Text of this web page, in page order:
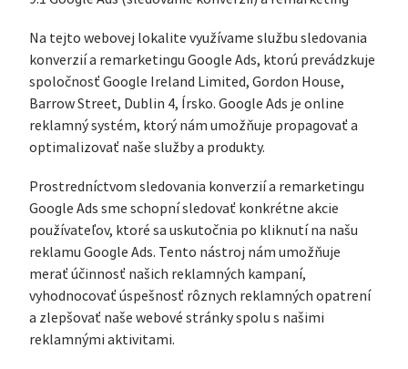
Na tejto webovej lokalite využívame službu sledovania
konverzií a remarketingu Google Ads, ktorú prevádzkuje
spoločnosť Google Ireland Limited, Gordon House,
Barrow Street, Dublin 4, Írsko. Google Ads je online
reklamný systém, ktorý nám umožňuje propagovať a
optimalizovať naše služby a produkty.
Prostredníctvom sledovania konverzií a remarketingu
Google Ads sme schopní sledovať konkrétne akcie
používateľov, ktoré sa uskutočnia po kliknutí na našu
reklamu Google Ads. Tento nástroj nám umožňuje
merať účinnosť našich reklamných kampaní,
vyhodnocovať úspešnosť rôznych reklamných opatrení
a zlepšovať naše webové stránky spolu s našimi
reklamnými aktivitami.